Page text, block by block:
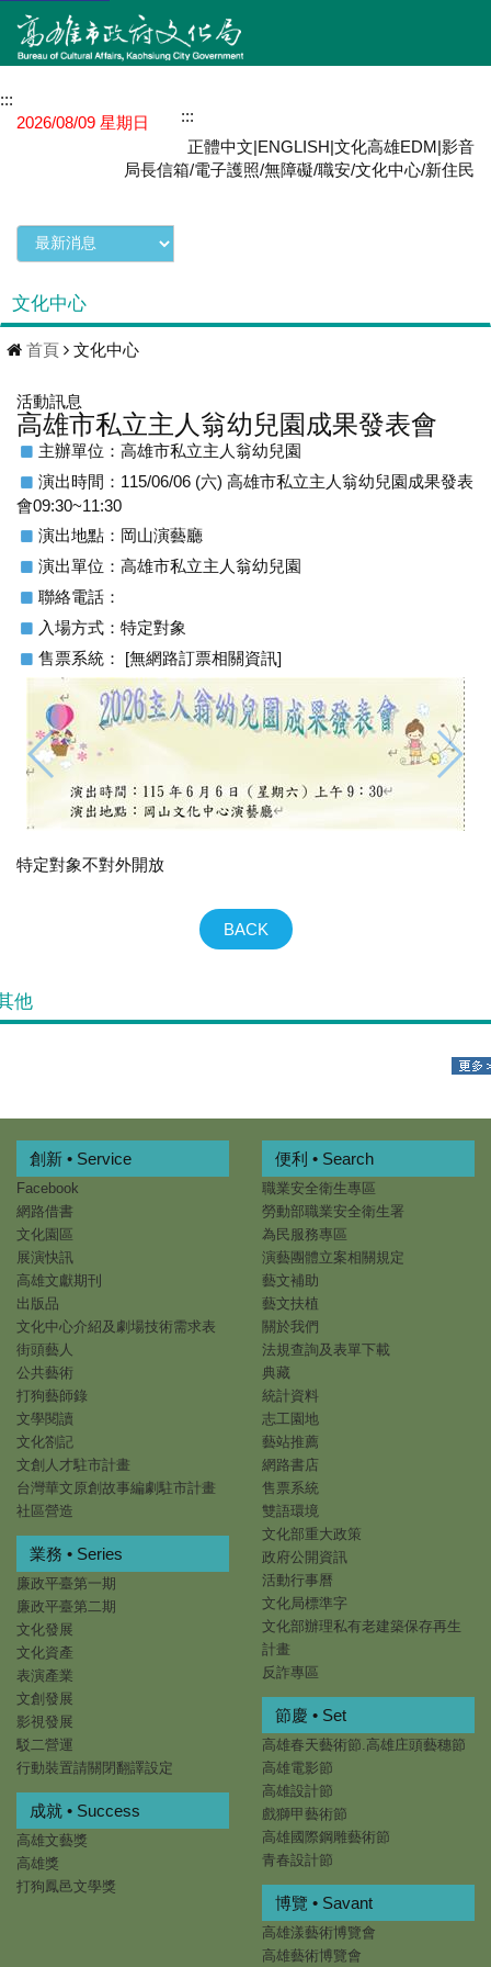
:::
:::
2026/08/09 星期日
正體中文|ENGLISH|文化高雄EDM|影音
局長信箱/電子護照/無障礙/職安/文化中心/新住民
文化中心
首頁 文化中心
活動訊息
高雄市私立主人翁幼兒園成果發表會
主辦單位：高雄市私立主人翁幼兒園
演出時間：115/06/06 (六) 高雄市私立主人翁幼兒園成果發表
會09:30~11:30
演出地點：岡山演藝廳
演出單位：高雄市私立主人翁幼兒園
聯絡電話：
入場方式：特定對象
售票系統： [無網路訂票相關資訊]
特定對象不對外開放
BACK
他
創新 • Service
Facebook
網路借書
文化園區
展演快訊
高雄文獻期刊
出版品
文化中心介紹及劇場技術需求表
街頭藝人
公共藝術
打狗藝師錄
文學閱讀
文化劄記
文創人才駐市計畫
台灣華文原創故事編劇駐市計畫
社區營造
便利 • Search
職業安全衛生專區
勞動部職業安全衛生署
為民服務專區
演藝團體立案相關規定
藝文補助
藝文扶植
關於我們
法規查詢及表單下載
典藏
統計資料
志工園地
藝站推薦
網路書店
售票系統
雙語環境
文化部重大政策
政府公開資訊
活動行事曆
文化局標準字
文化部辦理私有老建築保存再生
計畫
反詐專區
業務 • Series
廉政平臺第一期
廉政平臺第二期
文化發展
文化資產
表演產業
文創發展
影視發展
駁二營運
行動裝置請關閉翻譯設定
節慶 • Set
高雄春天藝術節.高雄庄頭藝穗節
高雄電影節
高雄設計節
戲獅甲藝術節
高雄國際鋼雕藝術節
青春設計節
成就 • Success
高雄文藝獎
高雄獎
打狗鳳邑文學獎
博覽 • Savant
高雄漾藝術博覽會
高雄藝術博覽會